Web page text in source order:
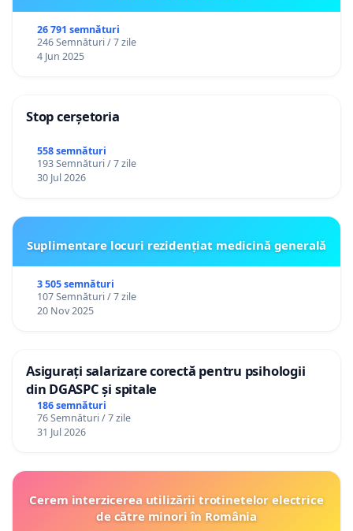
26 791 semnături
246 Semnături / 7 zile
4 Jun 2025
Stop cerșetoria
558 semnături
193 Semnături / 7 zile
30 Jul 2026
Suplimentare locuri rezidențiat medicină generală
3 505 semnături
107 Semnături / 7 zile
20 Nov 2025
Asigurați salarizare corectă pentru psihologii
din DGASPC și spitale
186 semnături
76 Semnături / 7 zile
31 Jul 2026
Cerem interzicerea utilizării trotinetelor electrice
de către minori în România